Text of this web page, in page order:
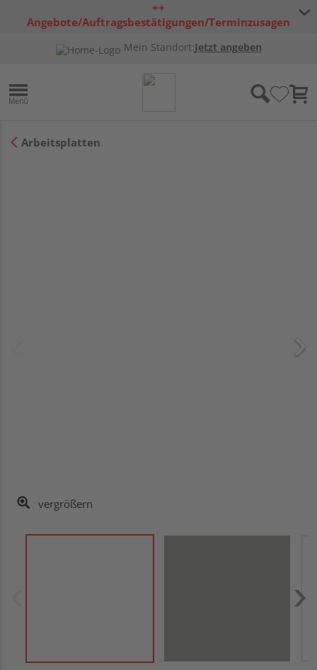
++
Angebote/Auftragsbestätigungen/Terminzusagen
Mein Standort:Jetzt angeben
Arbeitsplatten
vergrößern